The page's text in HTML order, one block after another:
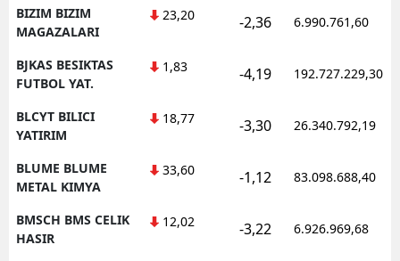
BIZIM BIZIM
MAGAZALARI
23,20 -2,36 6.990.761,60
BJKAS BESIKTAS
FUTBOL YAT.
1,83 -4,19 192.727.229,30
BLCYT BILICI
YATIRIM
18,77 -3,30 26.340.792,19
BLUME BLUME
METAL KIMYA
33,60 -1,12 83.098.688,40
BMSCH BMS CELIK
HASIR
12,02 -3,22 6.926.969,68